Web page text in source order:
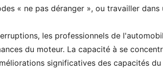
« ne pas déranger », ou travailler dans
les professionnels de
du moteur. La capacité à se
significatives des capacités du